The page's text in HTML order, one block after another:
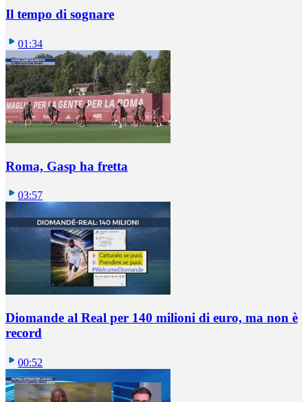
Il tempo di sognare
01:34
Roma, Gasp ha fretta
03:57
Diomande al Real per 140 milioni di euro, ma non è
record
00:52